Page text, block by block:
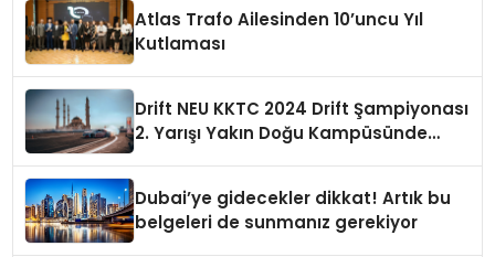
Atlas Trafo Ailesinden 10’uncu Yıl
Kutlaması
Drift NEU KKTC 2024 Drift Şampiyonası
2. Yarışı Yakın Doğu Kampüsünde
Dubai’ye gidecekler dikkat! Artık bu
belgeleri de sunmanız gerekiyor